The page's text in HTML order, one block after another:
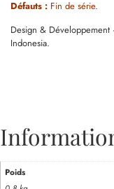
Défauts : Fin de série.
Design &
Indonesia.
Poids